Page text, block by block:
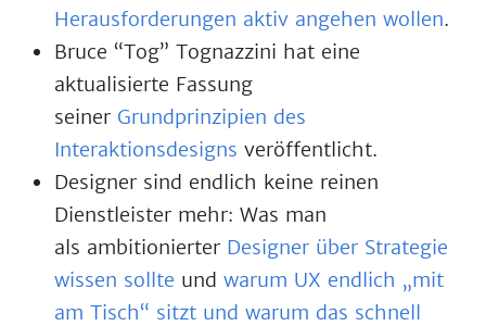
Herausforderungen aktiv angehen wollen.
Bruce “Tog” Tognazzini hat eine
aktualisierte Fassung
seiner Grundprinzipien des
Interaktionsdesigns veröffentlicht.
Designer sind endlich keine reinen
Dienstleister mehr: Was man
als ambitionierter Designer über Strategie
wissen sollte und warum UX endlich „mit
am Tisch“ sitzt und warum das schnell